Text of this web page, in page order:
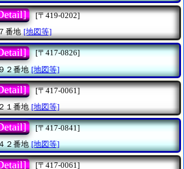
[〒419-0202]
番地 [地図等]
[〒417-0826]
２番地 [地図等]
[〒417-0061]
１番地 [地図等]
[〒417-0841]
２番地 [地図等]
[〒417-0061]